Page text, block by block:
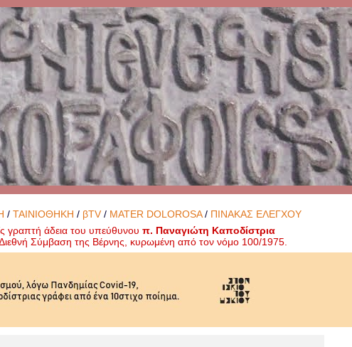
/ΤΑΙΝΙΟΘΗΚΗ / βTV / MATER DOLOROSA/ ΠΙΝΑΚΑΣ ΕΛΕΓΧΟΥ
γραπτή άδεια του υπεύθυνουπ. Παναγιώτη Καποδίστρια
Σύμβαση της Βέρνης, κυρωμένη από τον νόμο 100/1975.